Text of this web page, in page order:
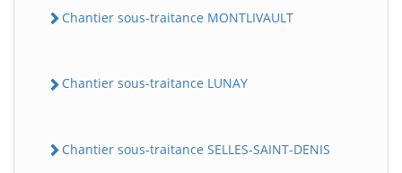
Chantier sous-traitance MONTLIVAULT
Chantier sous-traitance LUNAY
Chantier sous-traitance SELLES-SAINT-DENIS